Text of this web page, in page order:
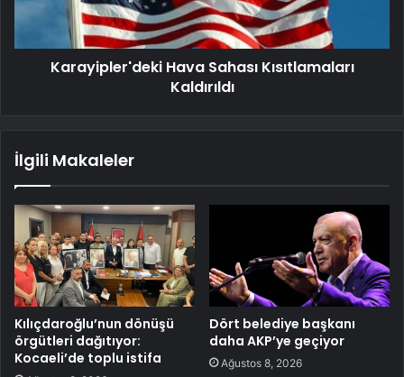
Karayipler'deki Hava Sahası Kısıtlamaları
Kaldırıldı
İlgili Makaleler
Kılıçdaroğlu’nun dönüşü
örgütleri dağıtıyor:
Kocaeli’de toplu istifa
Dört belediye başkanı
daha AKP’ye geçiyor
Ağustos 8, 2026